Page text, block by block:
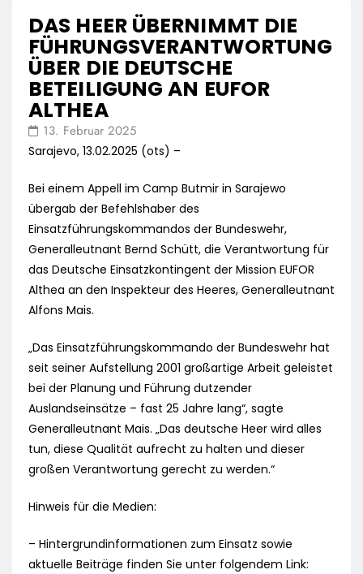
DAS HEER ÜBERNIMMT DIE
FÜHRUNGSVERANTWORTUNG
ÜBER DIE DEUTSCHE
BETEILIGUNG AN EUFOR
ALTHEA
13. Februar 2025
Sarajevo, 13.02.2025 (ots) –
Bei einem Appell im Camp Butmir in Sarajewo
übergab der Befehlshaber des
Einsatzführungskommandos der Bundeswehr,
Generalleutnant Bernd Schütt, die Verantwortung für
das Deutsche Einsatzkontingent der Mission EUFOR
Althea an den Inspekteur des Heeres, Generalleutnant
Alfons Mais.
„Das Einsatzführungskommando der Bundeswehr hat
seit seiner Aufstellung 2001 großartige Arbeit geleistet
bei der Planung und Führung dutzender
Auslandseinsätze – fast 25 Jahre lang“, sagte
Generalleutnant Mais. „Das deutsche Heer wird alles
tun, diese Qualität aufrecht zu halten und dieser
großen Verantwortung gerecht zu werden.“
Hinweis für die Medien:
– Hintergrundinformationen zum Einsatz sowie
aktuelle Beiträge finden Sie unter folgendem Link: